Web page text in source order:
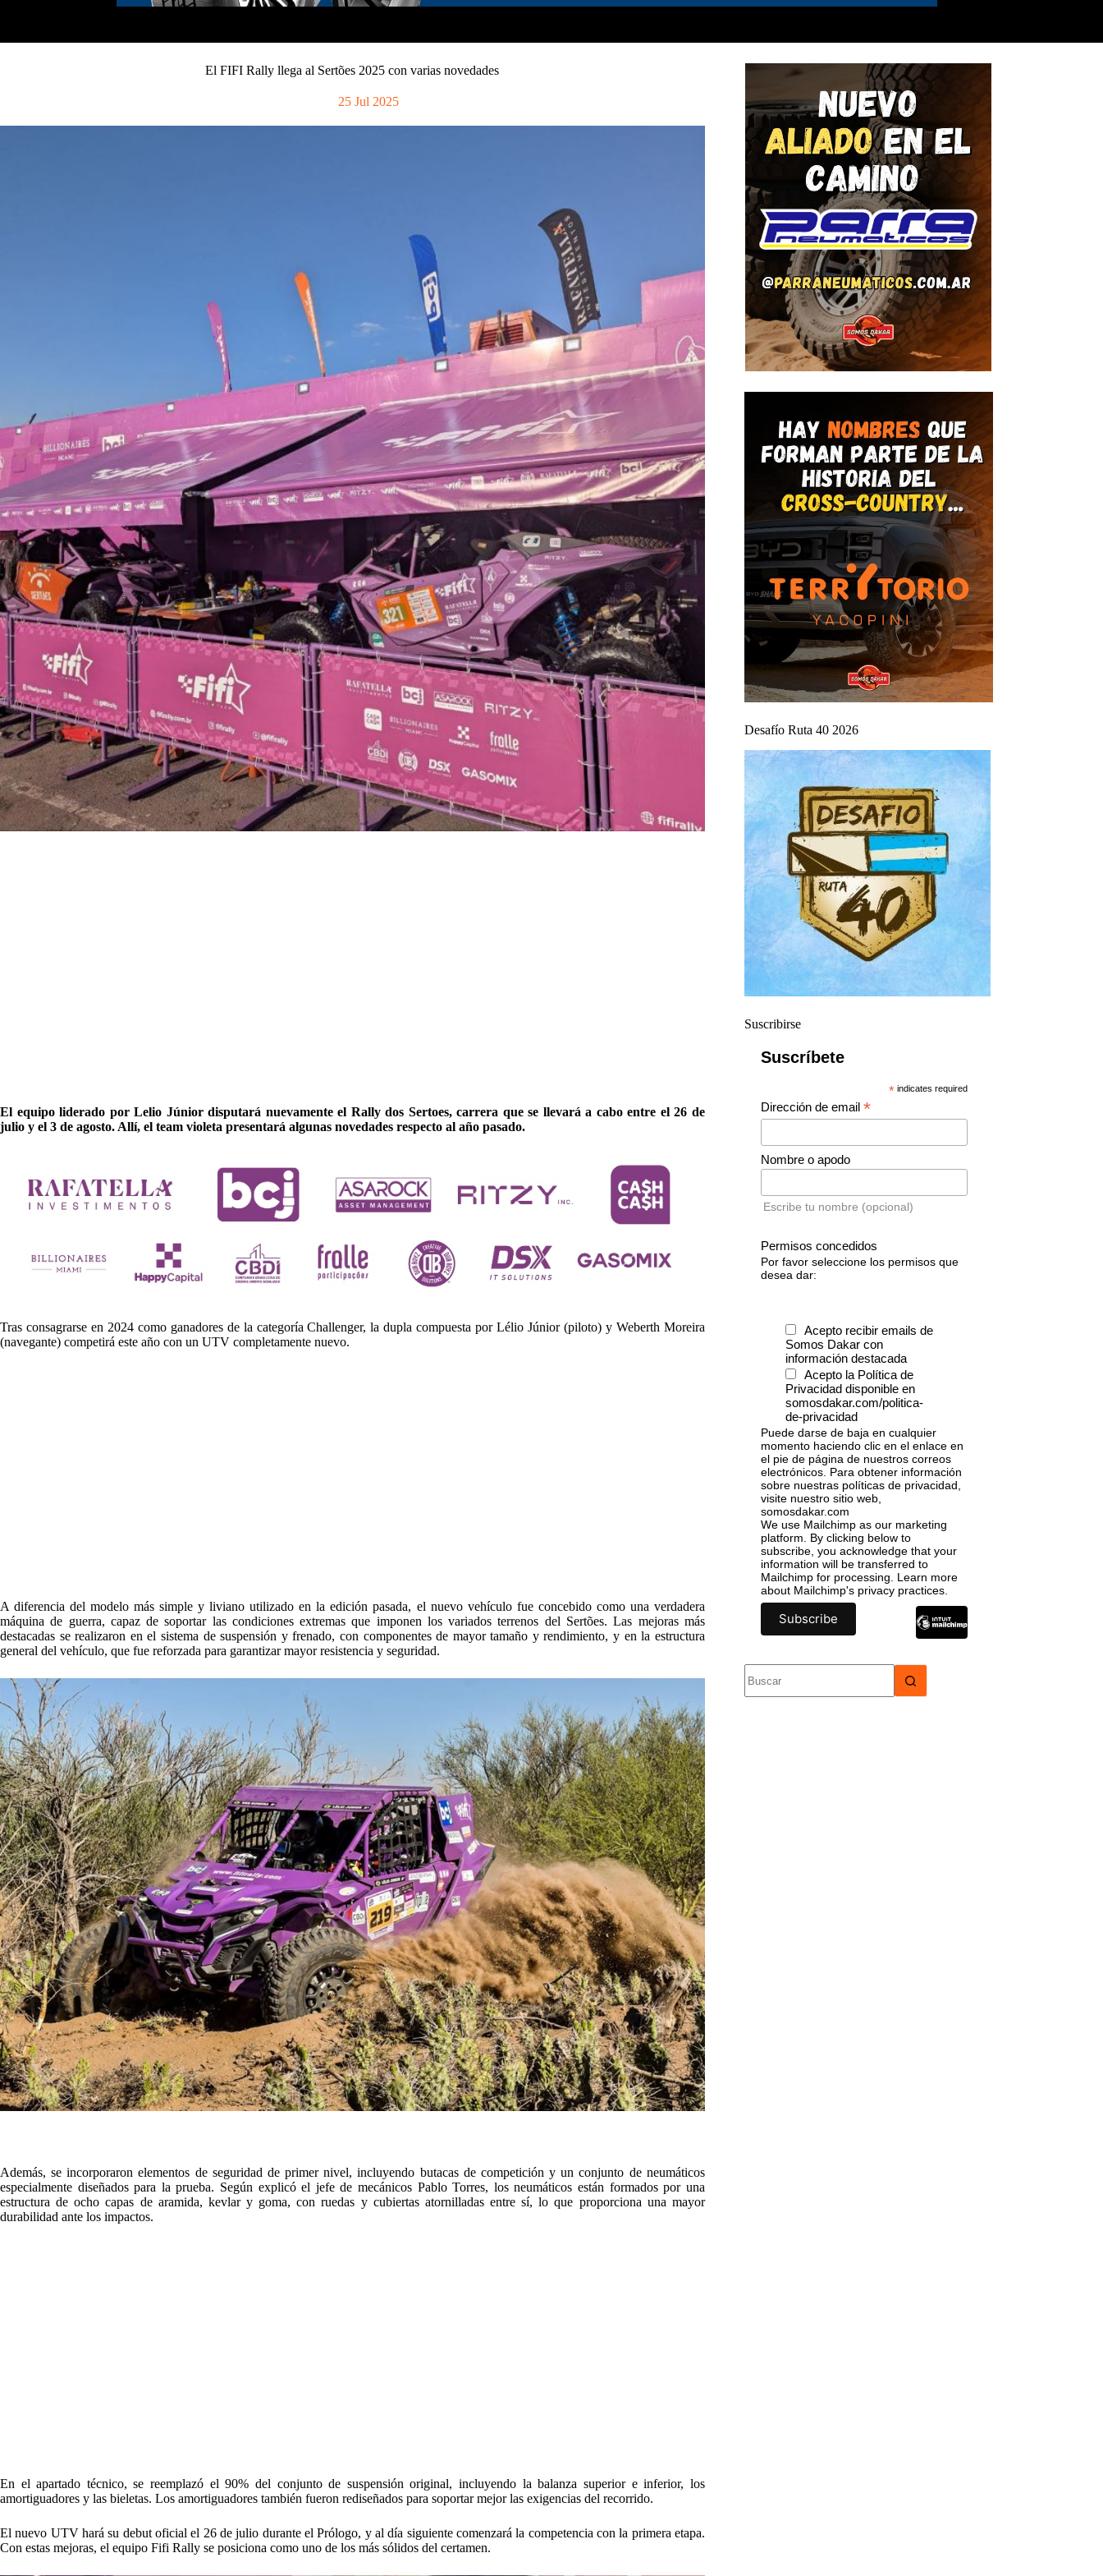
El FIFI Rally llega al Sertões 2025 con varias novedades
25 Jul 2025
El equipo liderado por Lelio Júnior disputará nuevamente el Rally dos Sertoes, carrera que se llevará a cabo entre el 26 de
julio y el 3 de agosto. Allí, el team violeta presentará algunas novedades respecto al año pasado.
Tras consagrarse en 2024 como ganadores de la categoría Challenger, la dupla compuesta por Lélio Júnior (piloto) y Weberth Moreira
(navegante) competirá este año con un UTV completamente nuevo.
A diferencia del modelo más simple y liviano utilizado en la edición pasada, el nuevo vehículo fue concebido como una verdadera
máquina de guerra, capaz de soportar las condiciones extremas que imponen los variados terrenos del Sertões. Las mejoras más
destacadas se realizaron en el sistema de suspensión y frenado, con componentes de mayor tamaño y rendimiento, y en la estructura
general del vehículo, que fue reforzada para garantizar mayor resistencia y seguridad.
Además, se incorporaron elementos de seguridad de primer nivel, incluyendo butacas de competición y un conjunto de neumáticos
especialmente diseñados para la prueba. Según explicó el jefe de mecánicos Pablo Torres, los neumáticos están formados por una
estructura de ocho capas de aramida, kevlar y goma, con ruedas y cubiertas atornilladas entre sí, lo que proporciona una mayor
durabilidad ante los impactos.
En el apartado técnico, se reemplazó el 90% del conjunto de suspensión original, incluyendo la balanza superior e inferior, los
amortiguadores y las bieletas. Los amortiguadores también fueron rediseñados para soportar mejor las exigencias del recorrido.
El nuevo UTV hará su debut oficial el 26 de julio durante el Prólogo, y al día siguiente comenzará la competencia con la primera etapa.
Con estas mejoras, el equipo Fifi Rally se posiciona como uno de los más sólidos del certamen.
Desafío Ruta 40 2026
Suscribirse
Suscríbete
* indicates required
Dirección de email*
Nombre o apodo
Escribe tu nombre (opcional)
Permisos concedidos
Por favor seleccione los permisos que
desea dar:
Acepto recibir emails de
Somos Dakar con
información destacada
Acepto la Política de
Privacidad disponible en
somosdakar.com/politica-
de-privacidad
Puede darse de baja en cualquier
momento haciendo clic en el enlace en
el pie de página de nuestros correos
electrónicos. Para obtener información
sobre nuestras políticas de privacidad,
visite nuestro sitio web,
somosdakar.com
We use Mailchimp as our marketing
platform. By clicking below to
subscribe, you acknowledge that your
information will be transferred to
Mailchimp for processing. Learn more
about Mailchimp's privacy practices.